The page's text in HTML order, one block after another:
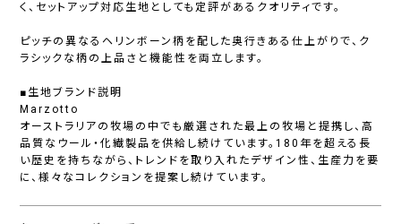
く、セットアップ対応生地としても定評があるクオリティです。
ピッチの異なるヘリンボーン柄を配した奥行きある仕上がりで、ク
ラシックな柄の上品さと機能性を両立します。
■生地ブランド説明
Marzotto
オーストラリアの牧場の中でも厳選された最上の牧場と提携し、高
品質なウール・化繊製品を供給し続けています。180年を超える長
い歴史を持ちながら、トレンドを取り入れたデザイン性、生産力を要
に、様々なコレクションを提案し続けています。